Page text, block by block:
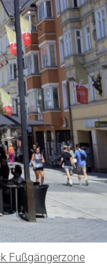
Fußgängerzone